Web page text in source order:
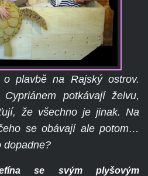
plavbě na Rajský ostrov.
potkávají želvu,
že všechno je jinak. Na
se obávají ale potom…
dopadne?
se svým plyšovým